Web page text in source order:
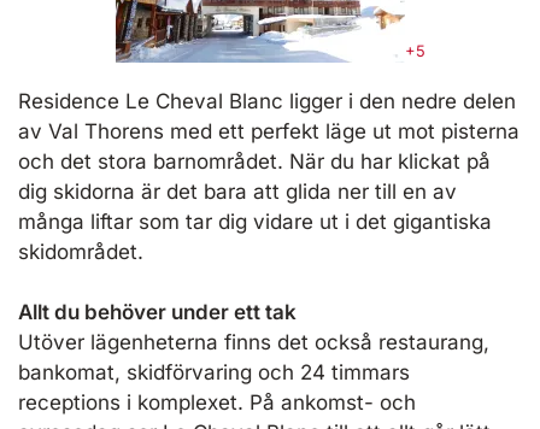
+5
Residence Le Cheval Blanc ligger i den nedre delen
av Val Thorens med ett perfekt läge ut mot pisterna
och det stora barnområdet. När du har klickat på
dig skidorna är det bara att glida ner till en av
många liftar som tar dig vidare ut i det gigantiska
skidområdet.
Allt du behöver under ett tak
Utöver lägenheterna finns det också restaurang,
bankomat, skidförvaring och 24 timmars
receptions i komplexet. På ankomst- och